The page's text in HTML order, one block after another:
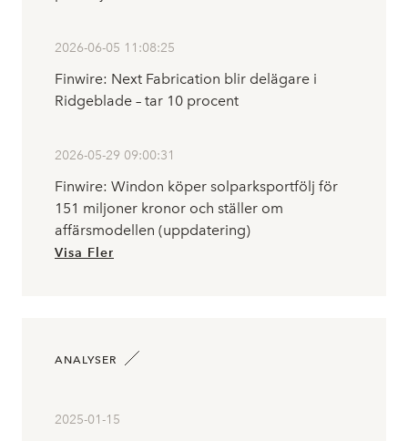
2026-06-05 11:08:25
Finwire: Next Fabrication blir delägare i
Ridgeblade – tar 10 procent
2026-05-29 09:00:31
Finwire: Windon köper solparksportfölj för
151 miljoner kronor och ställer om
affärsmodellen (uppdatering)
Visa Fler
ANALYSER
2025-01-15